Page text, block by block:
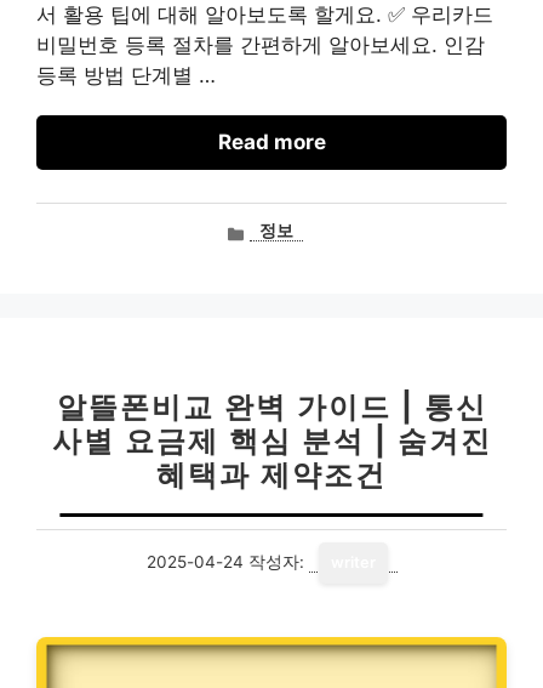
서 활용 팁에 대해 알아보도록 할게요. ✅ 우리카드
비밀번호 등록 절차를 간편하게 알아보세요. 인감
등록 방법 단계별 …
Read more
카정보
알뜰폰비교 완벽 가이드 | 통신
사별 요금제 핵심 분석 | 숨겨진
혜택과 제약조건
2025-04-24 작성자: